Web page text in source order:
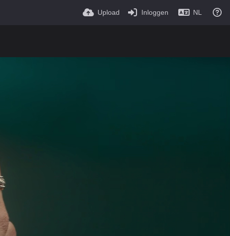
Upload Inloggen NL